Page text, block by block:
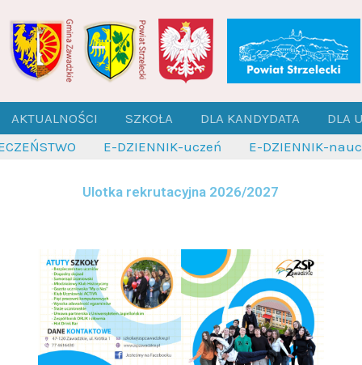
AKTUALNOŚCI SZKOŁA DLA KANDYDATA
DLA
E-DZIENNIK-uczeń E-DZIENNIK-
Ulotka rekrutacyjna 2026/2027